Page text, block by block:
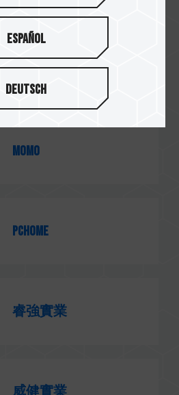
Yahoo!
MOMO
PChome
睿強實業
威健實業
Español
Deutsch